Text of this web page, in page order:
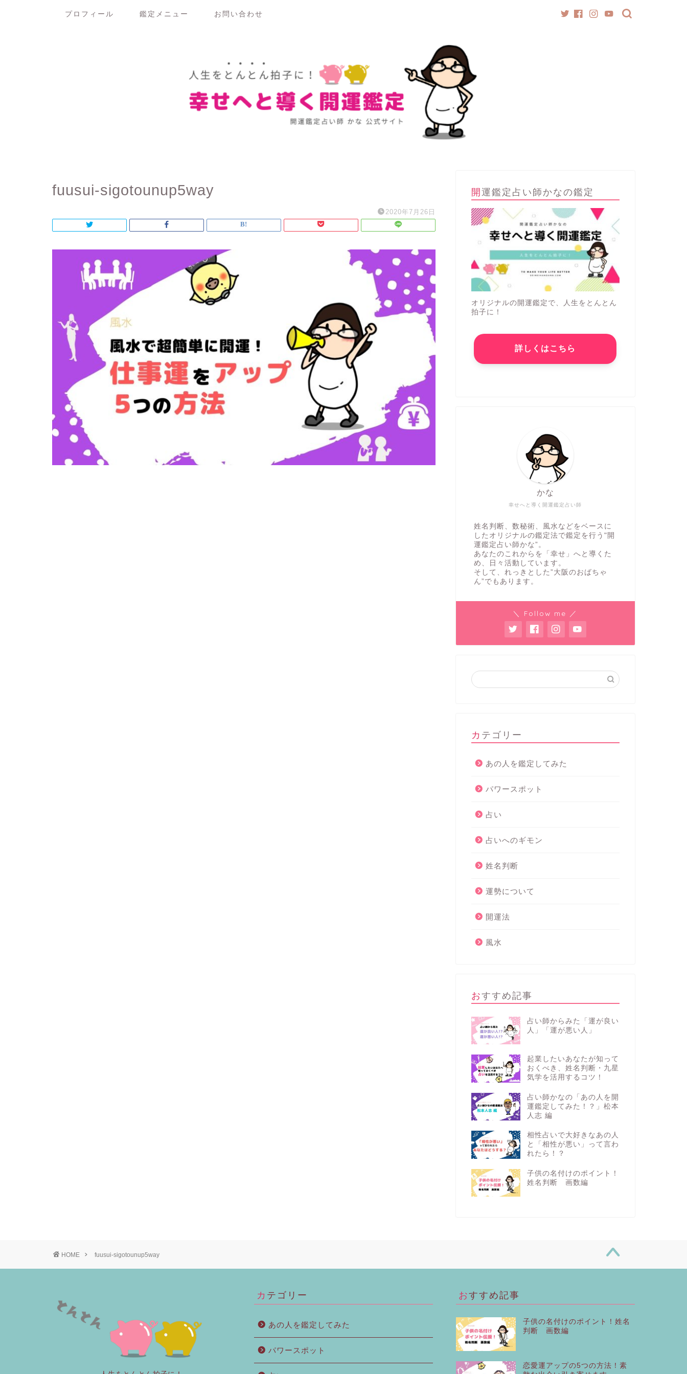
プロフィール 鑑定メニュー お問い合わせ
fuusui-sigotounup5way
2020年7月26日
開運鑑定占い師かなの鑑定
オリジナルの開運鑑定で、人生をとんとん
拍子に！
詳しくはこちら
幸せへと導く開運鑑定占い師
かな
姓名判断、数秘術、風水などをベースに
したオリジナルの鑑定法で鑑定を行う"開
運鑑定占い師かな”。
あなたのこれからを「幸せ」へと導くた
め、日々活動しています。
そして、れっきとした”大阪のおばちゃ
ん”でもあります。
＼ Follow me ／
カテゴリー
あの人を鑑定してみた
パワースポット
占い
占いへのギモン
姓名判断
運勢について
開運法
風水
おすすめ記事
占い師からみた「運が良い
人」「運が悪い人」
起業したいあなたが知って
おくべき、姓名判断・九星
気学を活用するコツ！
占い師かなの「あの人を開
運鑑定してみた！？」松本
人志 編
相性占いで大好きなあの人
と「相性が悪い」って言わ
れたら！？
子供の名付けのポイント！
姓名判断 画数編
HOME fuusui-sigotounup5way
カテゴリー
あの人を鑑定してみた
パワースポット
おすすめ記事
子供の名付けのポイント！姓名
判断 画数編
恋愛運アップの5つの方法！素